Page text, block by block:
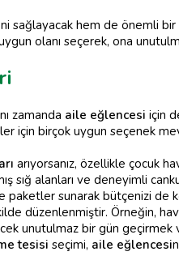
sağlayacak hem de önemli bir
olanı seçerek, ona
zamanda aile eğlencesi için
için birçok uygun seçenek
arıyorsanız, özellikle çocuk
sığ alanları ve deneyimli
sunarak bütçenizi de
düzenlenmiştir. Örneğin,
unutulmaz bir gün geçirmek
tesisi seçimi, aile eğlencesi